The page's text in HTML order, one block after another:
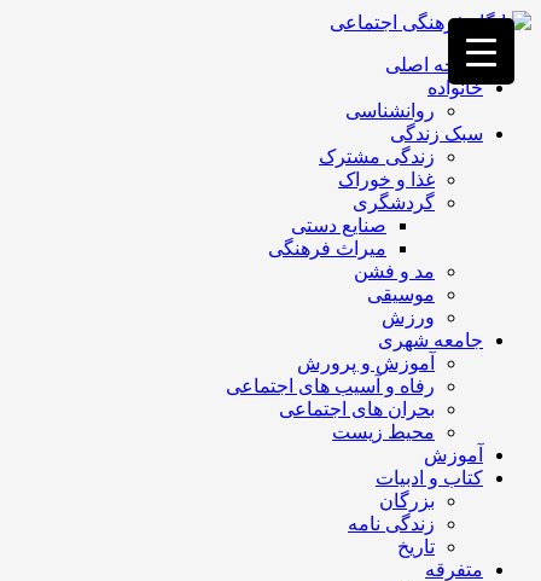
فصد
خون
غرب
تهران
خشکشویی
تصفیه
تهران
صفحه اصلی
خانواده
روانشناسی
سبک زندگی
زندگی مشترک
غذا و خوراک
گردشگری
صنایع دستی
میراث فرهنگی
مد و فشن
موسیقی
ورزش
جامعه شهری
آموزش و پرورش
رفاه و آسیب های اجتماعی
بحران های اجتماعی
محیط زیست
آموزش
کتاب و ادبیات
بزرگان
زندگی نامه
تاریخ
متفرقه